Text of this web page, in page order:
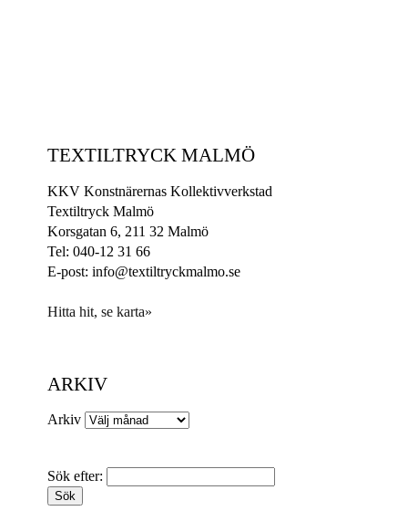
TEXTILTRYCK MALMÖ
KKV Konstnärernas Kollektivverkstad
Textiltryck Malmö
Korsgatan 6, 211 32 Malmö
Tel: 040-12 31 66
E-post: info@textiltryckmalmo.se
Hitta hit, se karta»
ARKIV
Arkiv
Sök efter: